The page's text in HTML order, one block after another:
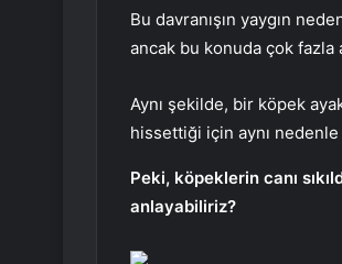
Bu davranışın yaygın
ancak bu konuda çok fazla
Aynı şekilde, bir köpek
hissettiği için aynı nedenle
Peki, köpeklerin canı
anlayabiliriz?